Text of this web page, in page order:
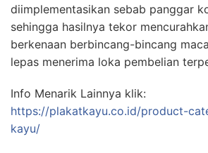
diimplementasikan sebab panggar
sehingga hasilnya tekor
berkenaan berbincang-bincang
lepas menerima loka pembelian
Info Menarik Lainnya klik:
https://plakatkayu.co.id/product-
kayu/